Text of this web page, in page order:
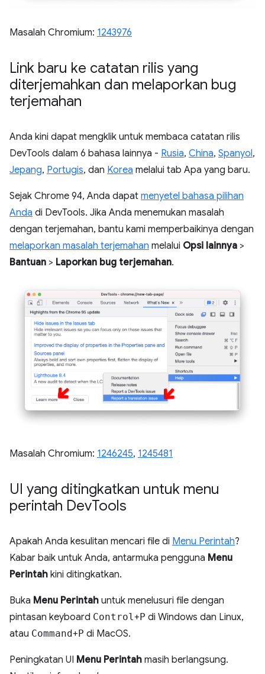
Masalah Chromium: 1243976
Link baru ke catatan rilis yang
diterjemahkan dan melaporkan bug
terjemahan
Anda kini dapat mengklik untuk membaca catatan rilis
DevTools dalam 6 bahasa lainnya - Rusia, China, Spanyol,
Jepang, Portugis, dan Korea melalui tab Apa yang baru.
Sejak Chrome 94, Anda dapat menyetel bahasa pilihan
Anda di DevTools. Jika Anda menemukan masalah
dengan terjemahan, bantu kami memperbaikinya dengan
melaporkan masalah terjemahan melalui Opsi lainnya >
Bantuan > Laporkan bug terjemahan.
Masalah Chromium: 1246245, 1245481
UI yang ditingkatkan untuk menu
perintah DevTools
Apakah Anda kesulitan mencari file di Menu Perintah?
Kabar baik untuk Anda, antarmuka pengguna Menu
Perintah kini ditingkatkan.
Buka Menu Perintah untuk menelusuri file dengan
pintasan keyboard Control +P di Windows dan Linux,
atau Command+P di MacOS.
Peningkatan UI Menu Perintah masih berlangsung.